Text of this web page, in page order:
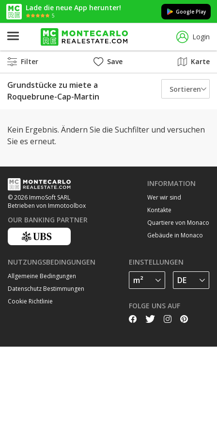
Lade die neue App herunter!
5
Google Play
Login
Filter Save Karte
Grundstücke zu miete a
Roquebrune-Cap-Martin
Sortieren
Kein Ergebnis. Ändern Sie die Suchfilter und versuchen
Sie es erneut.
© 2026 ImmoSoft SARL
Betrieben von Immotoolbox
OUR BANKING PARTNER
INFORMATION
Wer wir sind
Kontakte
Quartiere von Monaco
Gebäude in Monaco
NUTZUNGSBEDINGUNGEN
Allgemeine Bedingungen
Datenschutz Bestimmungen
Cookie Richtlinie
EINSTELLUNGEN
FOLGE UNS AUF